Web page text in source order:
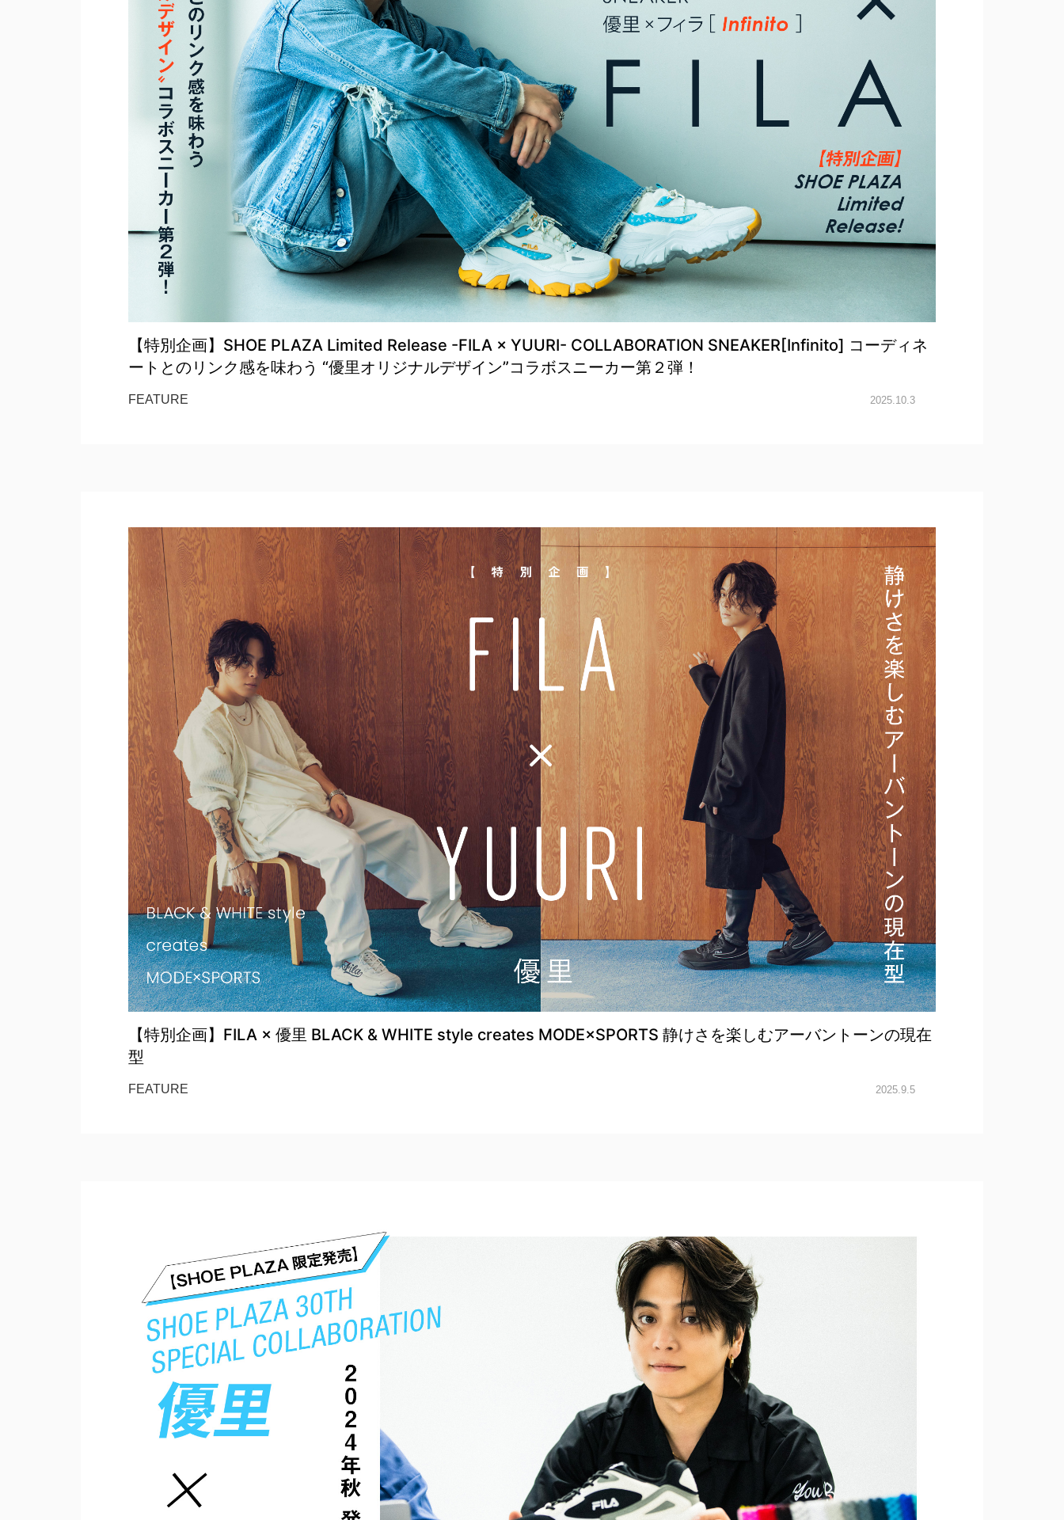
【特別企画】SHOE PLAZA Limited Release -FILA × YUURI- COLLABORATION SNEAKER[Infinito] コーディネ
ートとのリンク感を味わう “優里オリジナルデザイン”コラボスニーカー第２弾！
FEATURE 2025.10.3
【特別企画】FILA × 優里 BLACK & WHITE style creates MODE×SPORTS 静けさを楽しむアーバントーンの現在
型
FEATURE 2025.9.5